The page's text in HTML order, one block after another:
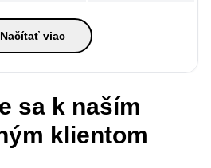
Načítať viac
sa k naším
klientom